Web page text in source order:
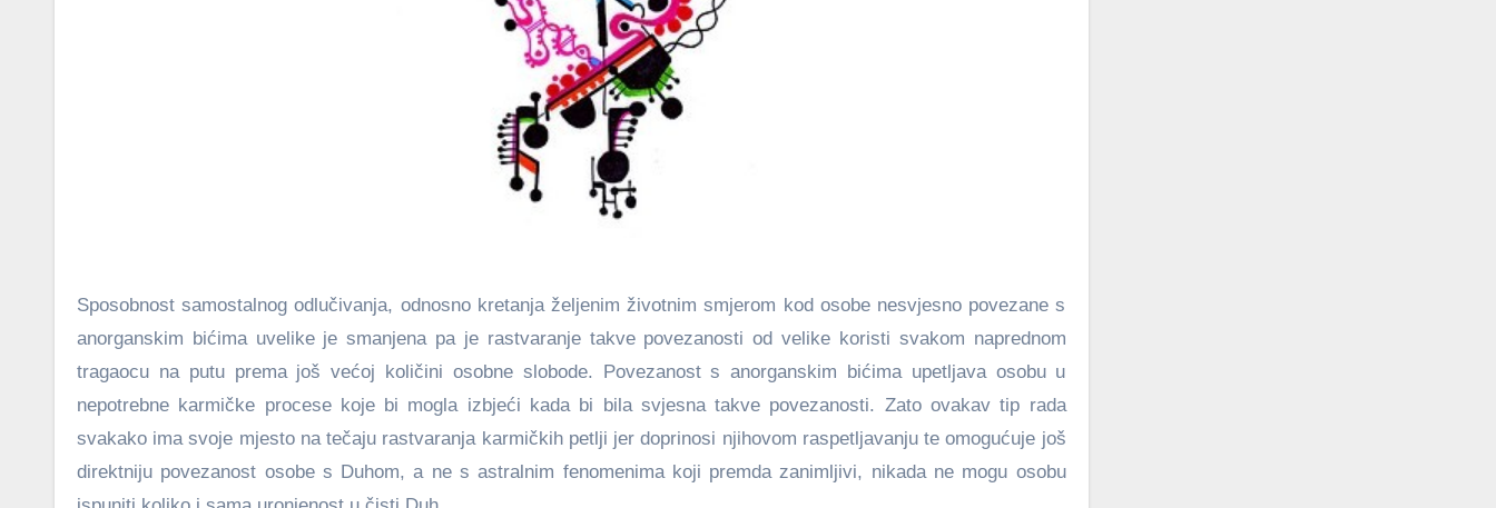
Sposobnost samostalnog odlučivanja, odnosno kretanja željenim životnim smjerom kod osobe nesvjesno povezane s
anorganskim bićima uvelike je smanjena pa je rastvaranje takve povezanosti od velike koristi svakom naprednom
tragaocu na putu prema još većoj količini osobne slobode. Povezanost s anorganskim bićima upetljava osobu u
nepotrebne karmičke procese koje bi mogla izbjeći kada bi bila svjesna takve povezanosti. Zato ovakav tip rada
svakako ima svoje mjesto na tečaju rastvaranja karmičkih petlji jer doprinosi njihovom raspetljavanju te omogućuje još
direktniju povezanost osobe s Duhom, a ne s astralnim fenomenima koji premda zanimljivi, nikada ne mogu osobu